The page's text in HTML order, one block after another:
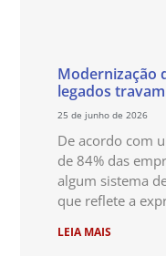
Modernização
legados
25 de junho de 2026
De acordo com
de 84% das
algum sistema
que reflete a
LEIA MAIS